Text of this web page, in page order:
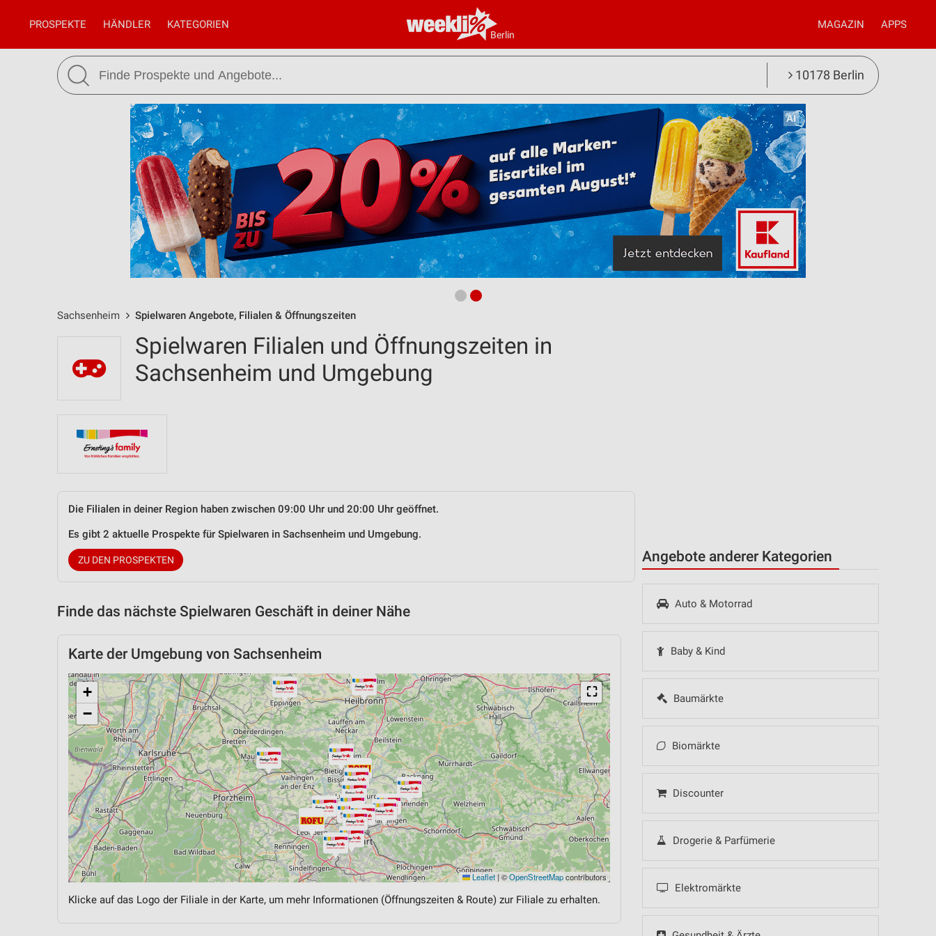
Berlin
PROSPEKTE HÄNDLER KATEGORIEN MAGAZIN APPS
10178 Berlin
Sachsenheim Spielwaren Angebote, Filialen & Öffnungszeiten
Angebote anderer Kategorien
Auto & Motorrad
Baby & Kind
Baumärkte
Biomärkte
Discounter
Drogerie & Parfümerie
Elektromärkte
Spielwaren Filialen und Öffnungszeiten in
Sachsenheim und Umgebung
Die Filialen in deiner Region haben zwischen 09:00 Uhr und 20:00 Uhr geöffnet.
Es gibt 2 aktuelle Prospekte für Spielwaren in Sachsenheim und Umgebung.
ZU DEN PROSPEKTEN
Finde das nächste Spielwaren Geschäft in deiner Nähe
Karte der Umgebung von Sachsenheim
⛶
+
−
Leaflet |©OpenStreetMapcontributors
Klicke auf das Logo der Filiale in der Karte, um mehr Informationen (Öffnungszeiten & Route) zur Filiale zu erhalten.